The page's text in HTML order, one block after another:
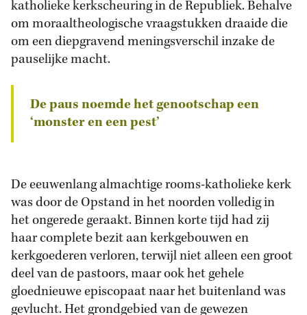
katholieke kerkscheuring in de Republiek. Behalve
om moraaltheologische vraagstukken draaide die
om een diepgravend meningsverschil inzake de
pauselijke macht.
De paus noemde het genootschap een
‘monster en een pest’
De eeuwenlang almachtige rooms-katholieke kerk
was door de Opstand in het noorden volledig in
het ongerede geraakt. Binnen korte tijd had zij
haar complete bezit aan kerkgebouwen en
kerkgoederen verloren, terwijl niet alleen een groot
deel van de pastoors, maar ook het gehele
gloednieuwe episcopaat naar het buitenland was
gevlucht. Het grondgebied van de gewezen